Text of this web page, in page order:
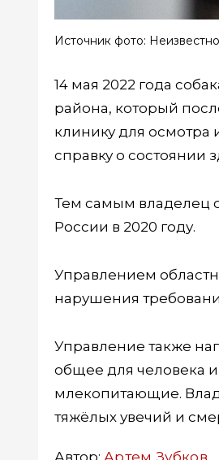
Источник фото: Неизвестно
14 мая 2022 года
района, который
клинику для осмотра
справку о состоянии
Тем самым владелец
России в 2020 году.
Управлением
нарушения
Управление также
общее для человека
млекопитающие.
тяжёлых увечий и
Автор: Артем Зубков